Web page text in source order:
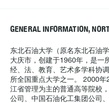
GENERAL INFORMATION,
东北石油大学（原名东北石油
大庆市，创建于1960年，是一
经、法、教育、艺术多学科协
所全国重点大学之一。 2000
江省管理为主的普通高等院校
公司、中国石油化工集团公司